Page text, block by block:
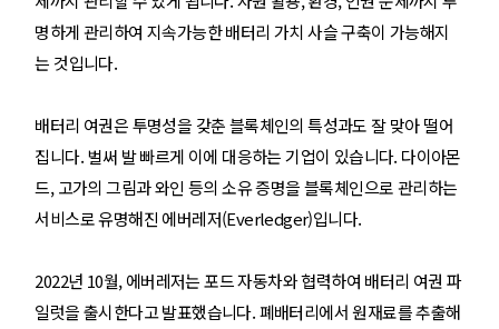
명하게 관리하여 지속가능한 배터리 가치 사슬 구축이 가능해지
는 것입니다.
배터리 여권은 투명성을 갖춘 블록체인의 특성과도 잘 맞아 떨어
집니다. 벌써 발 빠르게 이에 대응하는 기업이 있습니다. 다이아몬
드, 고가의 그림과 와인 등의 소유 증명을 블록체인으로 관리하는
서비스로 유명해진 에버레저(Everledger)입니다.
2022년 10월, 에버레저는 포드 자동차와 협력하여 배터리 여권 파
일럿을 출시한다고 발표했습니다. 폐배터리에서 원재료를 추출해